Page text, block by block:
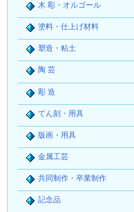
木 彫・オルゴール
塗料・仕上げ材料
塑造・粘土
陶 芸
彫 造
てん刻・用具
版画・用具
金属工芸
共同制作・卒業制作
記念品